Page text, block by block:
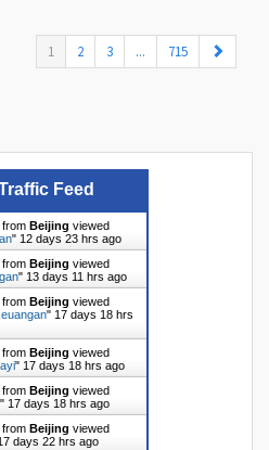
1 (current)
2 3 ... 715
Feed
Beijing viewed
" 12 days 23 hrs ago
Beijing viewed
" 13 days 11 hrs ago
Beijing viewed
" 17 days 18 hrs
Beijing viewed
" 17 days 18 hrs ago
Beijing viewed
" 17 days 18 hrs ago
Beijing viewed
days 22 hrs ago